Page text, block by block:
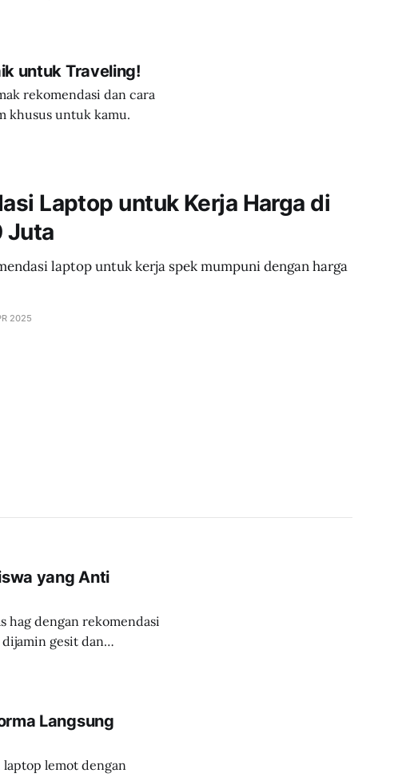
untuk Traveling!
rekomendasi dan cara
khusus untuk kamu.
Laptop untuk Kerja Harga di
Juta
laptop untuk kerja spek mumpuni dengan harga
2025
yang Anti
hag dengan rekomendasi
gesit dan
Langsung
laptop lemot dengan